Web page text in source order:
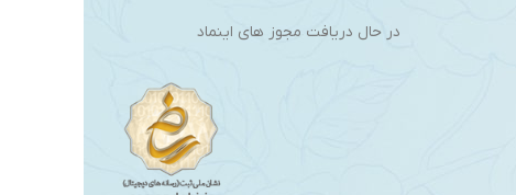
در حال دریافت مجوز های اینماد